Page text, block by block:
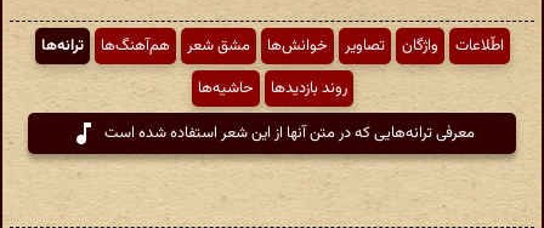
اطّلاعات واژگان تصاویر خوانش‌ها مشق شعر هم‌آهنگ‌ها
ترانه‌ها
روند بازدیدها
حاشیه‌ها
معرفی ترانه‌هایی که در متن آنها از این شعر استفاده شده است